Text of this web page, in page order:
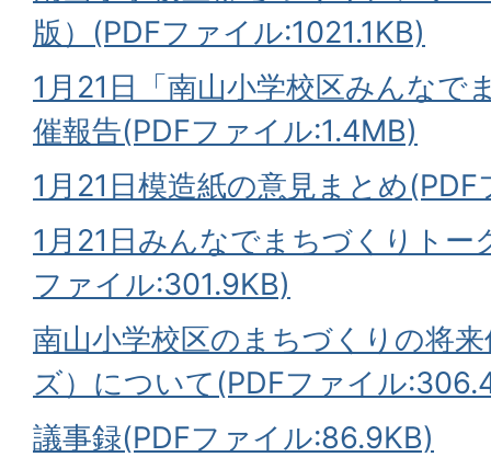
版）(PDFファイル:1021.1KB)
1月21日「南山小学校区みんなで
催報告(PDFファイル:1.4MB)
1月21日模造紙の意見まとめ
1月21日みんなでまちづくりトー
ファイル:301.9KB)
南山小学校区のまちづくりの将
ズ）について(PDFファイル
議事録(PDFファイル:86.9KB)